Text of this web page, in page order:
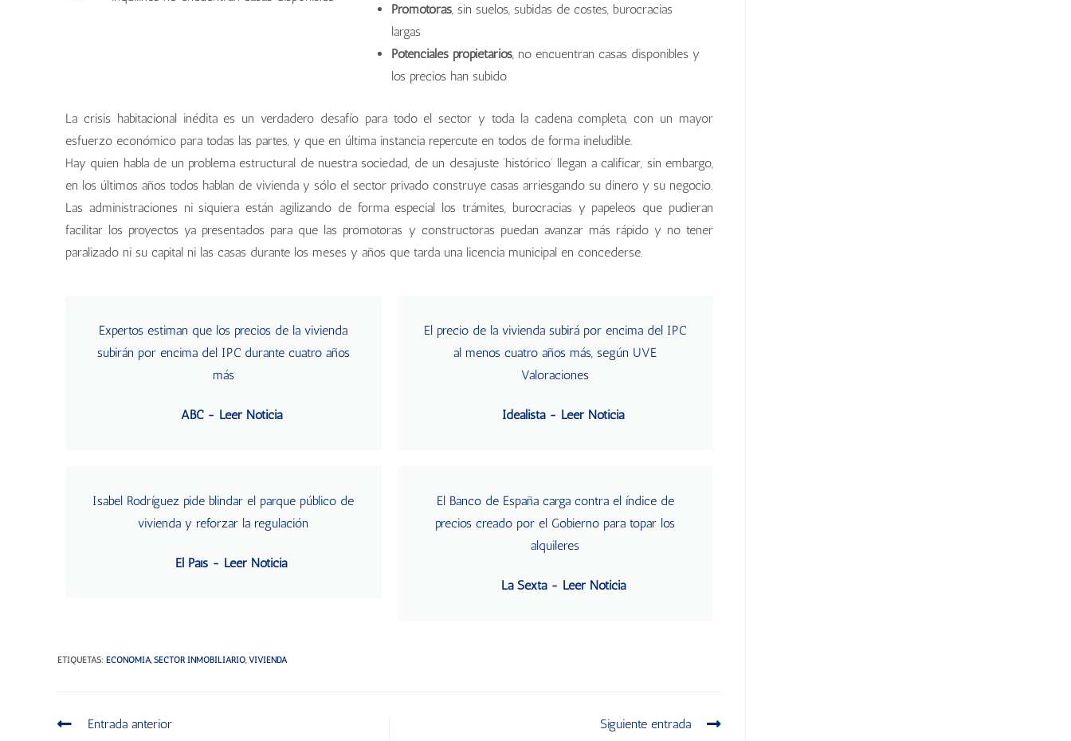
Promotoras, sin suelos, subidas de costes, burocracias
largas
Potenciales propietarios, no encuentran casas disponibles y
los precios han subido
La crisis habitacional inédita es un verdadero desafío para todo el sector y toda la cadena completa, con un mayor
esfuerzo económico para todas las partes, y que en última instancia repercute en todos de forma ineludible.
Hay quien habla de un problema estructural de nuestra sociedad, de un desajuste ‘histórico’ llegan a calificar, sin embargo,
en los últimos años todos hablan de vivienda y sólo el sector privado construye casas arriesgando su dinero y su negocio.
Las administraciones ni siquiera están agilizando de forma especial los trámites, burocracias y papeleos que pudieran
facilitar los proyectos ya presentados para que las promotoras y constructoras puedan avanzar más rápido y no tener
paralizado ni su capital ni las casas durante los meses y años que tarda una licencia municipal en concederse.
Expertos estiman que los precios de la vivienda
subirán por encima del IPC durante cuatro años
más
ABC - Leer Noticia
El precio de la vivienda subirá por encima del IPC
al menos cuatro años más, según UVE
Valoraciones
Idealista - Leer Noticia
Isabel Rodríguez pide blindar el parque público de
vivienda y reforzar la regulación
El País - Leer Noticia
El Banco de España carga contra el índice de
precios creado por el Gobierno para topar los
alquileres
La Sexta - Leer Noticia
ETIQUETAS: ECONOMÍA SECTOR INMOBILIARIO VIVIENDA
Entrada anterior
Siguiente entrada